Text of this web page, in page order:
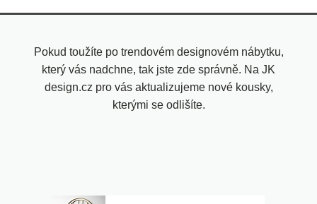
Pokud toužíte po trendovém designovém nábytku,
který vás nadchne, tak jste zde správně. Na JK
design.cz pro vás aktualizujeme nové kousky,
kterými se odlišíte.